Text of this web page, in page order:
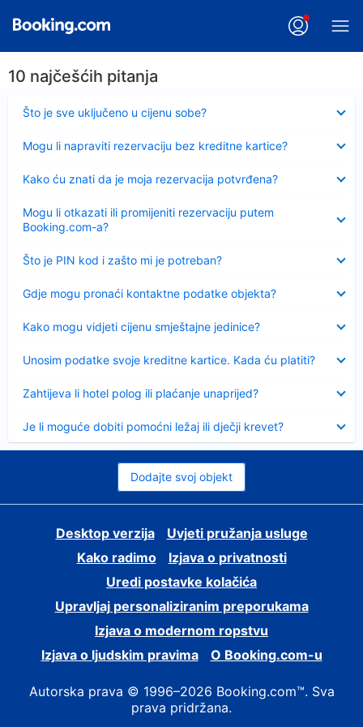
10 najčešćih pitanja
Što je sve uključeno u cijenu sobe?
Sažeto
Mogu li napraviti rezervaciju bez kreditne kartice?
Kako ću znati da je moja rezervacija potvrđena?
Mogu li otkazati ili promijeniti rezervaciju putem
Booking.com-a?
Što je PIN kod i zašto mi je potreban?
Sažeto
Gdje mogu pronaći kontaktne podatke objekta?
Kako mogu vidjeti cijenu smještajne jedinice?
Unosim podatke svoje kreditne kartice. Kada ću platiti?
Zahtijeva li hotel polog ili plaćanje unaprijed?
Je li moguće dobiti pomoćni ležaj ili dječji krevet?
Dodajte svoj objekt
Desktop verzija
Uvjeti pružanja usluge
Kako radimo
Izjava o privatnosti
Uredi postavke kolačića
Upravljaj personaliziranim preporukama
Izjava o modernom ropstvu
Izjava o ljudskim pravima
O Booking.com-u
Autorska prava © 1996–2026 Booking.com™. Sva
prava pridržana.